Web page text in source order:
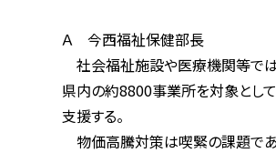
Ａ 今西福祉保健部長
社会福祉施設や医療機関等では、提
県内の約8800事業所を対象として、
支援する。
物価高騰対策は喫緊の課題であり、